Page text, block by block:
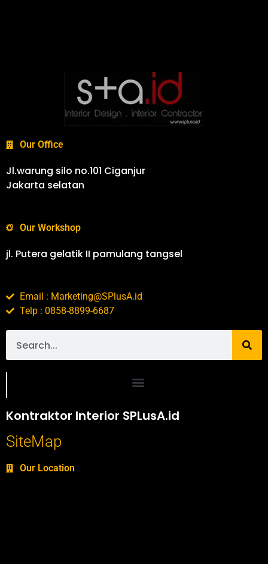
Our Office
Jl.warung silo no.101 Ciganjur
Jakarta selatan
Our Workshop
jl. Putera gelatik II pamulang tangsel
Email : Marketing@SPlusA.id
Telp : 0858-8899-6687
Kontraktor Interior SPLusA.id
SiteMap
Our Location